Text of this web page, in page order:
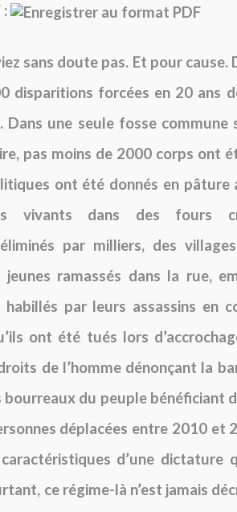
:
sans doute pas. Et pour cause.
disparitions forcées en 20 ans
une seule fosse commune
pas moins de 2000 corps ont
ont été donnés en pâture
vivants dans des fours
par milliers, des
jeunes ramassés dans la rue,
habillés par leurs assassins en
ont été tués lors
de l’homme dénonçant la
bourreaux du peuple bénéficiant
déplacées entre 2010 et
d’une dictature
ce régime-là n’est jamais